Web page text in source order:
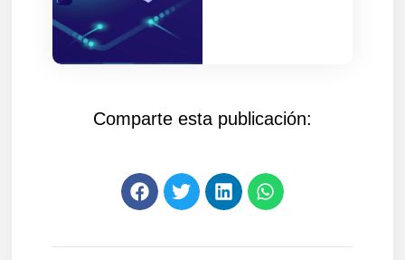
Comparte esta publicación: